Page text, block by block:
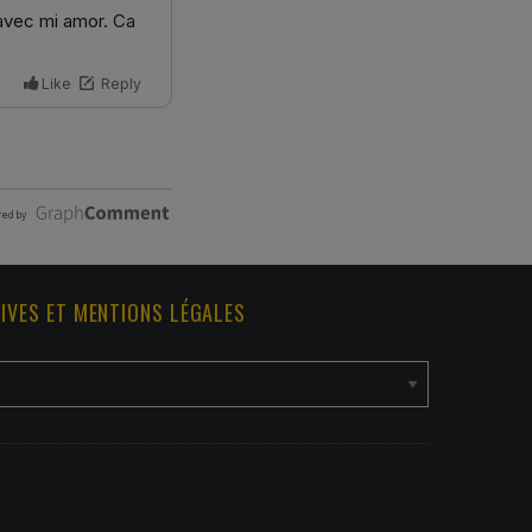
ET MENTIONS LÉGALES